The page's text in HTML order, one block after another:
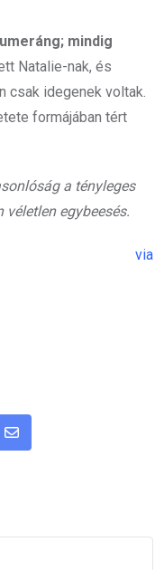
mindig
Natalie-nak, és
csak idegenek voltak.
formájában tért
a tényleges
egybeesés.
via
Share